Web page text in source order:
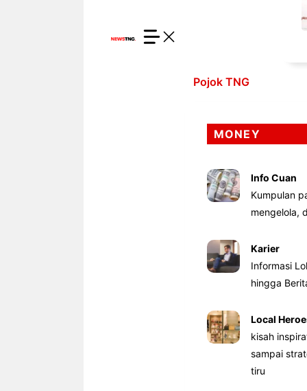
Pojok TNG
MONEY
Info Cuan
Kumpulan
mengelola,
Karier
Informasi
hingga
Local
kisah
sampai
tiru